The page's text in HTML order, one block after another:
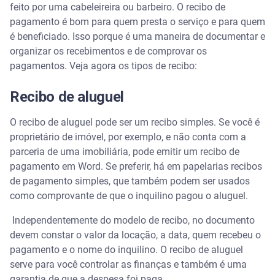
feito por uma cabeleireira ou barbeiro. O recibo de
pagamento é bom para quem presta o serviço e para quem
é beneficiado. Isso porque é uma maneira de documentar e
organizar os recebimentos e de comprovar os
pagamentos. Veja agora os tipos de recibo:
Recibo de aluguel
O recibo de aluguel pode ser um recibo simples. Se você é
proprietário de imóvel, por exemplo, e não conta com a
parceria de uma imobiliária, pode emitir um recibo de
pagamento em Word. Se preferir, há em papelarias recibos
de pagamento simples, que também podem ser usados
como comprovante de que o inquilino pagou o aluguel.
Independentemente do modelo de recibo, no documento
devem constar o valor da locação, a data, quem recebeu o
pagamento e o nome do inquilino. O recibo de aluguel
serve para você controlar as finanças e também é uma